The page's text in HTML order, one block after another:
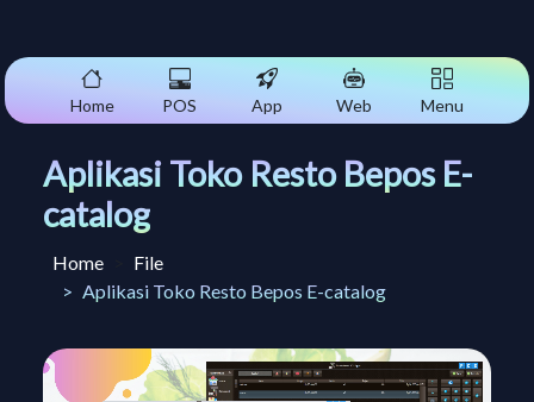
Home POS App Web Menu
Aplikasi Toko Resto Bepos E-
catalog
Home
File
Aplikasi Toko Resto Bepos E-catalog